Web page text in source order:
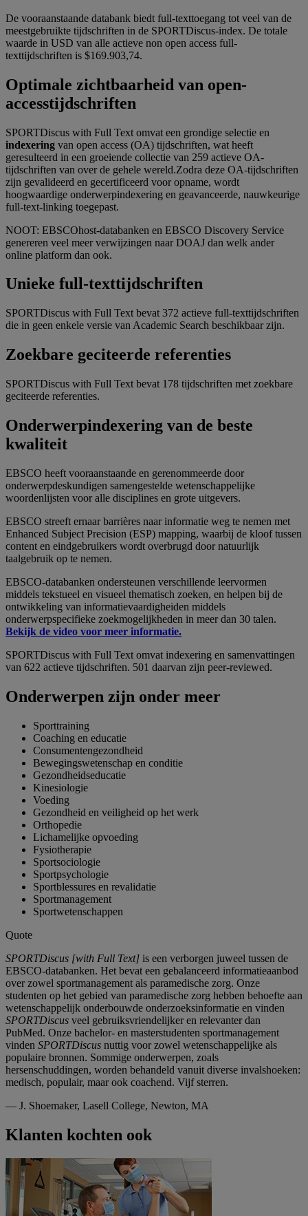
De vooraanstaande databank biedt full-texttoegang tot veel van de
meestgebruikte tijdschriften in de SPORTDiscus-index. De totale
waarde in USD van alle actieve non open access full-
texttijdschriften is $169.903,74.
Optimale zichtbaarheid van open-
accesstijdschriften
SPORTDiscus with Full Text omvat een grondige selectie en
indexering van open access (OA) tijdschriften, wat heeft
geresulteerd in een groeiende collectie van 259 actieve OA-
tijdschriften van over de gehele wereld.Zodra deze OA-tijdschriften
zijn gevalideerd en gecertificeerd voor opname, wordt
hoogwaardige onderwerpindexering en geavanceerde, nauwkeurige
full-text-linking toegepast.
NOOT: EBSCOhost-databanken en EBSCO Discovery Service
genereren veel meer verwijzingen naar DOAJ dan welk ander
online platform dan ook.
Unieke full-texttijdschriften
SPORTDiscus with Full Text bevat 372 actieve full-texttijdschriften
die in geen enkele versie van Academic Search beschikbaar zijn.
Zoekbare geciteerde referenties
SPORTDiscus with Full Text bevat 178 tijdschriften met zoekbare
geciteerde referenties.
Onderwerpindexering van de beste
kwaliteit
EBSCO heeft vooraanstaande en gerenommeerde door
onderwerpdeskundigen samengestelde wetenschappelijke
woordenlijsten voor alle disciplines en grote uitgevers.
EBSCO streeft ernaar barrières naar informatie weg te nemen met
Enhanced Subject Precision (ESP) mapping, waarbij de kloof tussen
content en eindgebruikers wordt overbrugd door natuurlijk
taalgebruik op te nemen.
EBSCO-databanken ondersteunen verschillende leervormen
middels tekstueel en visueel thematisch zoeken, en helpen bij de
ontwikkeling van informatievaardigheiden middels
onderwerpspecifieke zoekmogelijkheden in meer dan 30 talen.
Bekijk de video voor meer informatie.
SPORTDiscus with Full Text omvat indexering en samenvattingen
van 622 actieve tijdschriften. 501 daarvan zijn peer-reviewed.
Onderwerpen zijn onder meer
Sporttraining
Coaching en educatie
Consumentengezondheid
Bewegingswetenschap en conditie
Gezondheidseducatie
Kinesiologie
Voeding
Gezondheid en veiligheid op het werk
Orthopedie
Lichamelijke opvoeding
Fysiotherapie
Sportsociologie
Sportpsychologie
Sportblessures en revalidatie
Sportmanagement
Sportwetenschappen
Quote
SPORTDiscus [with Full Text] is een verborgen juweel tussen de
EBSCO-databanken. Het bevat een gebalanceerd informatieaanbod
over zowel sportmanagement als paramedische zorg. Onze
studenten op het gebied van paramedische zorg hebben behoefte aan
wetenschappelijk onderbouwde onderzoeksinformatie en vinden
SPORTDiscus veel gebruiksvriendelijker en relevanter dan
PubMed. Onze bachelor- en masterstudenten sportmanagement
vinden SPORTDiscus nuttig voor zowel wetenschappelijke als
populaire bronnen. Sommige onderwerpen, zoals
hersenschuddingen, worden behandeld vanuit diverse invalshoeken:
medisch, populair, maar ook coachend. Vijf sterren.
— J. Shoemaker, Lasell College, Newton, MA
Klanten kochten ook